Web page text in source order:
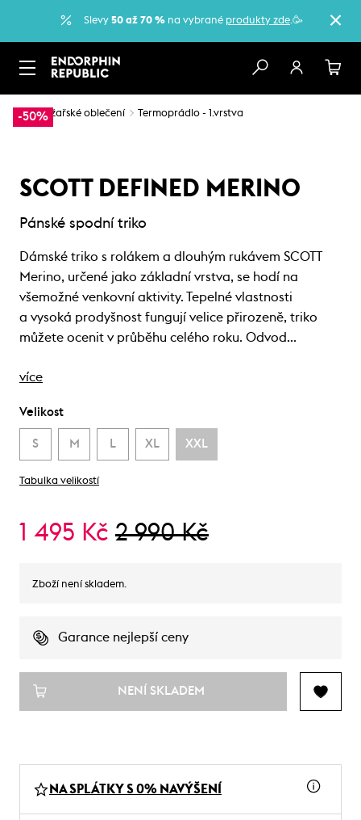
Slevy 50 až 70 % na vybrané produkty zde.🥳
-50%
… Lyžařské oblečení Termoprádlo - 1.vrstva
SCOTT DEFINED MERINO
Pánské spodní triko
Dámské triko s rolákem a dlouhým rukávem SCOTT
Merino, určené jako základní vrstva, se hodí na
všemožné venkovní aktivity. Tepelné vlastnosti
a vysoká prodyšnost fungují velice přirozeně, triko
můžete ocenit v průběhu celého roku. Odvod…
více
Velikost
S M L XL XXL
Tabulka velikostí
1 495 Kč 2 990 Kč
Zboží není skladem.
Garance nejlepší ceny
NENÍ SKLADEM
NA SPLÁTKY S 0% NAVÝŠENÍ